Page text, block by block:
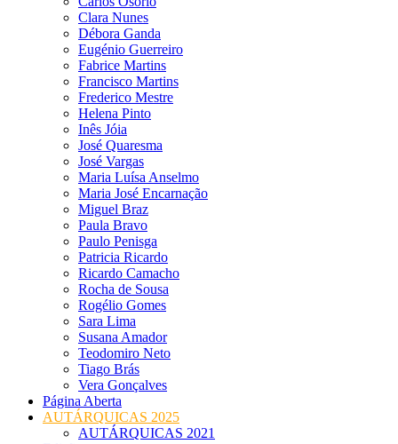
Clara Nunes
Débora Ganda
Eugénio Guerreiro
Fabrice Martins
Francisco Martins
Frederico Mestre
Helena Pinto
Inês Jóia
José Quaresma
José Vargas
Maria Luísa Anselmo
Maria José Encarnação
Miguel Braz
Paula Bravo
Paulo Penisga
Patricia Ricardo
Ricardo Camacho
Rocha de Sousa
Rogélio Gomes
Sara Lima
Susana Amador
Teodomiro Neto
Tiago Brás
Vera Gonçalves
Página Aberta
AUTÁRQUICAS 2025
AUTÁRQUICAS 2021